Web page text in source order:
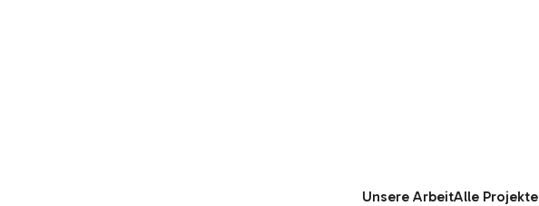
Unsere ArbeitAlle Projekte
– Freude zum Ramadan